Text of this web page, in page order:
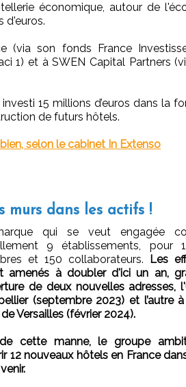
économique, autour de
d'euros.
(via son fonds France
1) et à SWEN Capital Partners
15 millions d’euros dans la
de futurs hôtels.
selon le cabinet In Extenso
murs dans les actifs !
qui se veut engagée
9 établissements, pour
et 150 collaborateurs.
Les
amenés à doubler d'ici un an,
de deux nouvelles adresses,
(septembre 2023) et l’autre à
Versailles (février 2024).
cette manne, le groupe
12 nouveaux hôtels en France